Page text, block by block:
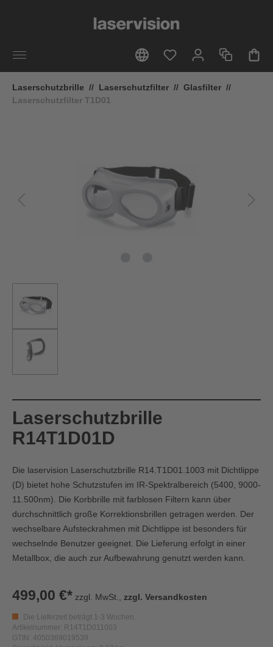
Laserschutzbrille // Laserschutzfilter // Glasfilter //
Laserschutzfilter T1D01
Laserschutzbrille
R14T1D01D
Die laservision Laserschutzbrille R14.T1D01.1003 mit Dichtlippe
(D) bietet hohe Schutzstufen im IR-Spektralbereich (5400, 9000-
11.500nm). Die Korbbrille mit farblosen Filtern kann über
durchschnittlich große Korrektionsbrillen getragen werden. Der
wechselbare Aufsteckrahmen mit Dichtlippe ist besonders für
wechselnde Benutzer geeignet. Die Lieferung erfolgt in einer
Metallbox, die auch zur Aufbewahrung genutzt werden kann.
499,00 €* zzgl. MwSt., zzgl. Versandkosten
Die Lieferzeit beträgt 1-3 Wochen.
Artikelnummer: R14T1D011003
GTIN: 4050369019539